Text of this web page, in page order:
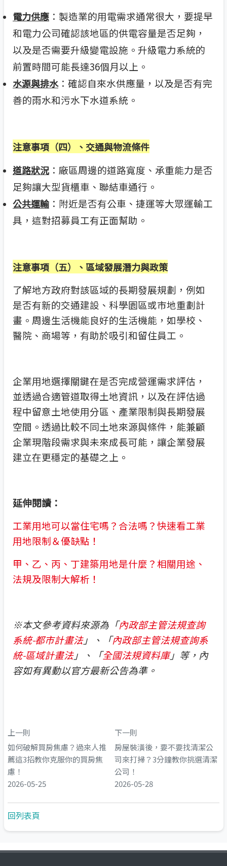
電力供應 ：製造業的用電需求通常很大，要提早
和電力公司確認該地區的供電容量是否足夠，
以及是否需要升級變電設施。升級電力系統的
前置時間可能長達36個月以上。
水源與排水：確認自來水供應量，以及是否有完
善的雨水和污水下水道系統。
注意事項（四）、交通與物流條件
道路狀況 ：廠區周邊的道路寬度、承重能力是否
足夠讓大型貨櫃車、聯結車通行。
公共運輸 ：附近是否有公車、捷運等大眾運輸工
具，這對招募員工有正面幫助。
注意事項（五）、區域發展潛力與政策
了解地方政府對該區域的長期發展規劃，例如
是否有新的交通建設、科學園區或市地重劃計
畫。周邊生活機能良好的生活機能，如學校、
醫院、商場等，有助於吸引和留住員工。
企業用地選擇關鍵在是否完成營運需求評估，
並透過合適管道取得土地資訊，以及在評估過
程中留意土地使用分區、產業限制與長期發展
空間。透過比較不同土地來源與條件，能兼顧
企業現階段需求與未來成長可能，讓企業發展
建立在更穩定的基礎之上。
延伸閱讀：
工業用地可以當住宅嗎？合法嗎？快速看工業
用地限制＆優缺點！
甲、乙、丙、丁建築用地是什麼？相關用途、
法規及限制大解析！
※本文參考資料來源為「內政部主管法規查詢
系統-都市計畫法」、「內政部主管法規查詢系
統-區域計畫法」、「全國法規資料庫」等，內
容如有異動以官方最新公告為準。
上一則
如何破解買房焦慮？過來人推
薦這3招教你克服你的買房焦
慮！
2026-05-25
下一則
房屋裝潢後，要不要找清潔公
司來打掃？3分鐘教你挑選清潔
公司！
2026-05-28
回列表頁